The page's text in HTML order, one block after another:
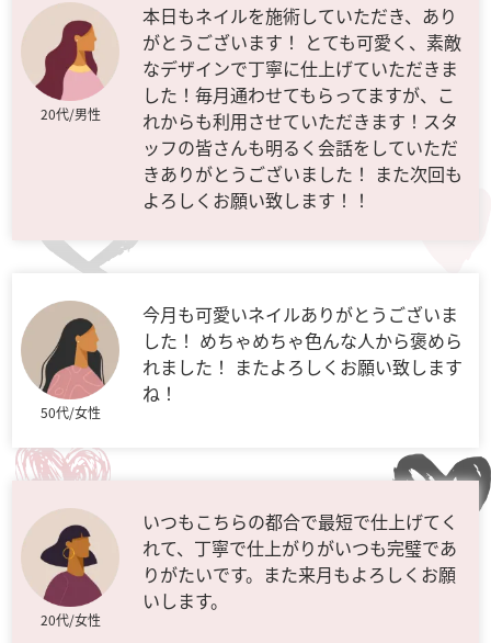
20代/男性
本日もネイルを施術していただき、あり
がとうございます！ とても可愛く、素敵
なデザインで丁寧に仕上げていただきま
した！毎月通わせてもらってますが、こ
れからも利用させていただきます！スタ
ッフの皆さんも明るく会話をしていただ
きありがとうございました！ また次回も
よろしくお願い致します！！
50代/女性
今月も可愛いネイルありがとうございま
した！ めちゃめちゃ色んな人から褒めら
れました！ またよろしくお願い致します
ね！
20代/女性
いつもこちらの都合で最短で仕上げてく
れて、丁寧で仕上がりがいつも完璧であ
りがたいです。また来月もよろしくお願
いします。